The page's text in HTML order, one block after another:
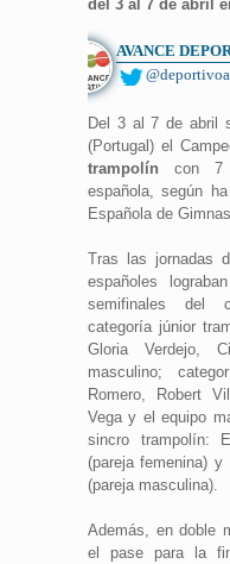
del 3 al 7 de abril
AVANCE
Del 3 al 7 de abril
(Portugal) el
trampolín con 7
española, según
Española de
Tras las jornadas
españoles
semifinales del
categoría júnior
Gloria Verdejo,
masculino;
Romero, Robert
Vega y el equipo
sincro trampolín:
(pareja femenina) y
(pareja masculina).
Además, en doble
el pase para la